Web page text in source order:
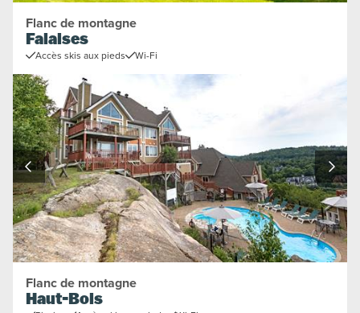
Flanc de montagne
Falaises
Accès skis aux pieds Wi-Fi
Flanc de montagne
Haut-Bois